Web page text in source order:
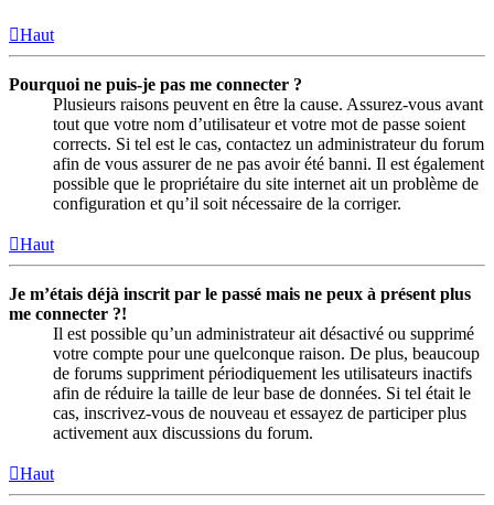
Haut
Pourquoi ne puis-je pas me connecter ?
Plusieurs raisons peuvent en être la cause. Assurez-vous avant
tout que votre nom d’utilisateur et votre mot de passe soient
corrects. Si tel est le cas, contactez un administrateur du forum
afin de vous assurer de ne pas avoir été banni. Il est également
possible que le propriétaire du site internet ait un problème de
configuration et qu’il soit nécessaire de la corriger.
Haut
Je m’étais déjà inscrit par le passé mais ne peux à présent plus
me connecter ?!
Il est possible qu’un administrateur ait désactivé ou supprimé
votre compte pour une quelconque raison. De plus, beaucoup
de forums suppriment périodiquement les utilisateurs inactifs
afin de réduire la taille de leur base de données. Si tel était le
cas, inscrivez-vous de nouveau et essayez de participer plus
activement aux discussions du forum.
Haut